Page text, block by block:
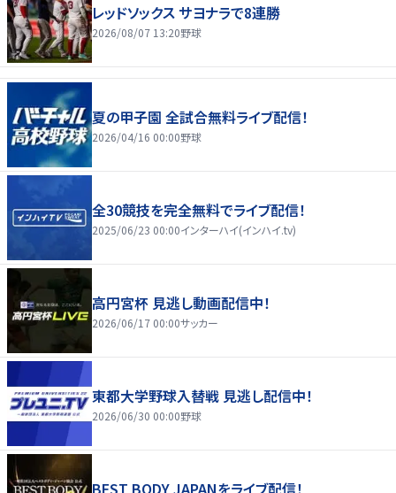
レッドソックス サヨナラで8連勝
2026/08/07 13:20野球
夏の甲子園 全試合無料ライブ配信！
2026/04/16 00:00野球
全30競技を完全無料でライブ配信！
2025/06/23 00:00インターハイ(インハイ.tv)
高円宮杯 見逃し動画配信中！
2026/06/17 00:00サッカー
東都大学野球入替戦 見逃し配信中！
2026/06/30 00:00野球
BEST BODY JAPANをライブ配信！